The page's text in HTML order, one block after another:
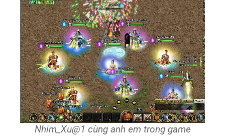
Nhim_Xu@1 cùng anh em trong game